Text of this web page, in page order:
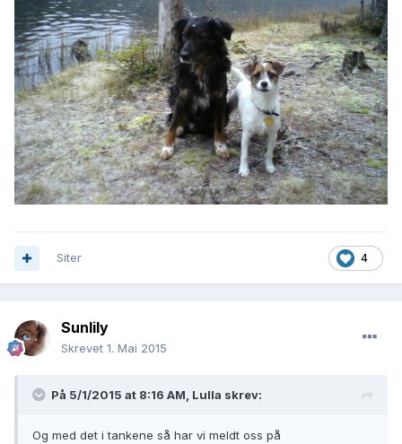
4
Siter
Sunlily
Skrevet 1. Mai 2015
På 5/1/2015 at 8:16 AM, Lulla skrev:
Og med det i tankene så har vi meldt oss på